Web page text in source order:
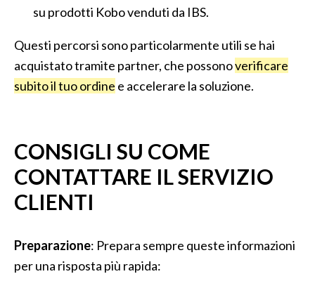
su prodotti Kobo venduti da IBS.
Questi percorsi sono particolarmente utili se hai
acquistato tramite partner, che possonoverificare
subito il tuo ordine e accelerare la soluzione.
CONSIGLI SU COME
CONTATTARE IL SERVIZIO
CLIENTI
Preparazione: Prepara sempre queste informazioni
per una risposta più rapida: